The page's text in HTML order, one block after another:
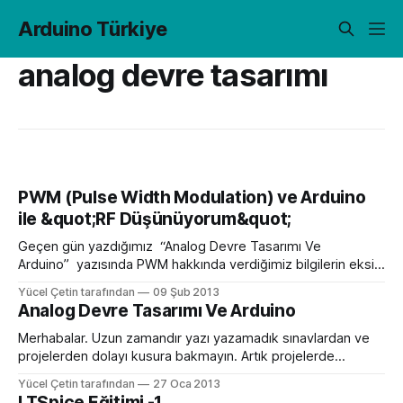
Arduino Türkiye
analog devre tasarımı
PWM (Pulse Width Modulation) ve Arduino
ile &quot;RF Düşünüyorum&quot;
Geçen gün yazdığımız “Analog Devre Tasarımı Ve
Arduino” yazısında PWM hakkında verdiğimiz bilgilerin eksik
bu yazıyı yazdım. Ömer Koman “ında dediği gibi: ”
transient işlemin anlatıldğı (kodun üstündeki mavili kırmızılı -v
-b başlıklı)grafikte çift fazlı pwm görüntüsü var arduinoda
ise tek
Yücel Çetin tarafından 09 Şub 2013
Analog Devre Tasarımı Ve Arduino
Merhabalar. Uzun zamandır yazı yazamadık sınavlardan ve
projelerden dolayı kusura bakmayın. Artık projelerde
var” dediğimizde sorular soruluyor Arduino’ya yeni başlayan
Yücel Çetin tarafından 27 Oca 2013